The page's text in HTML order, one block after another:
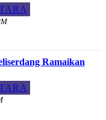
Ramaikan